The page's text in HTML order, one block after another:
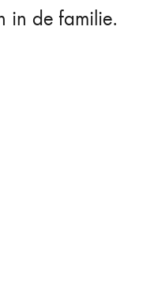
in de familie.